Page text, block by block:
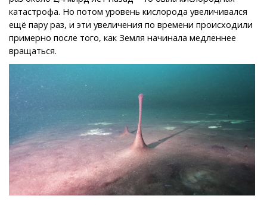
катастрофа. Но потом уровень кислорода увеличивался
ещё пару раз, и эти увеличения по времени происходили
примерно после того, как Земля начинала медленнее
вращаться.